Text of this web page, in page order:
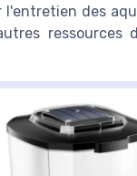
des
ressources